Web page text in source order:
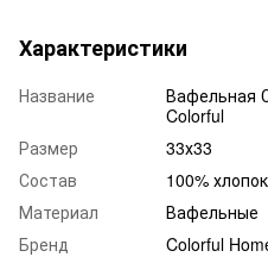
Характеристики
Название
Вафельная
Colorful
Размер
33х33
Состав
100% хлопок
Материал
Вафельные
Бренд
Colorful